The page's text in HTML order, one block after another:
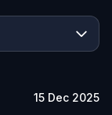
15 Dec 2025